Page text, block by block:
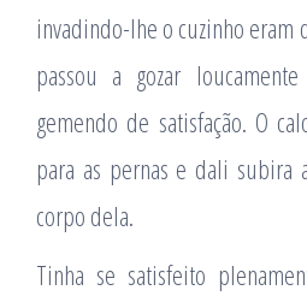
invadindo-lhe o cuzinho eram
passou a gozar
gemendo de satisfação. O
para as pernas e dali subira
corpo dela.
Tinha se satisfeito